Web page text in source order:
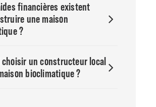
financières existent
une maison
?
choisir un constructeur local
bioclimatique ?